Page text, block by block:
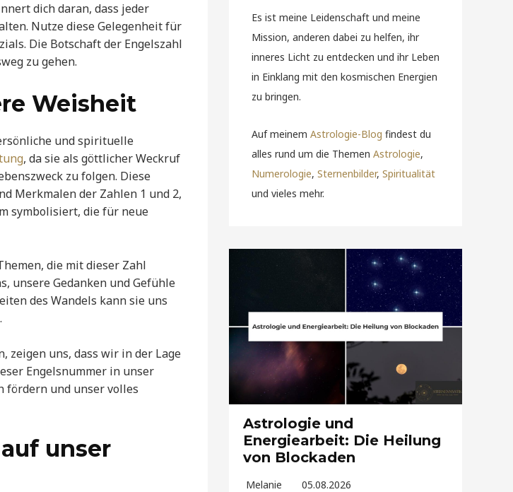
dich daran, dass jeder
Nutze diese Gelegenheit für
Die Botschaft der Engelszahl
zu gehen.
Weisheit
und spirituelle
, da sie als göttlicher Weckruf
zu folgen. Diese
Merkmalen der Zahlen 1 und 2,
symbolisiert, die für neue
die mit dieser Zahl
unsere Gedanken und Gefühle
des Wandels kann sie uns
zeigen uns, dass wir in der Lage
Engelsnummer in unser
fördern und unser volles
unser
Es ist meine Leidenschaft und meine
Mission, anderen dabei zu helfen, ihr
inneres Licht zu entdecken und ihr Leben
in Einklang mit den kosmischen Energien
zu bringen.
Auf meinem Astrologie-Blog findest du
alles rund um die Themen Astrologie,
Numerologie, Sternenbilder, Spiritualität
und vieles mehr.
Astrologie und
Energiearbeit: Die Heilung
von Blockaden
Melanie 05.08.2026